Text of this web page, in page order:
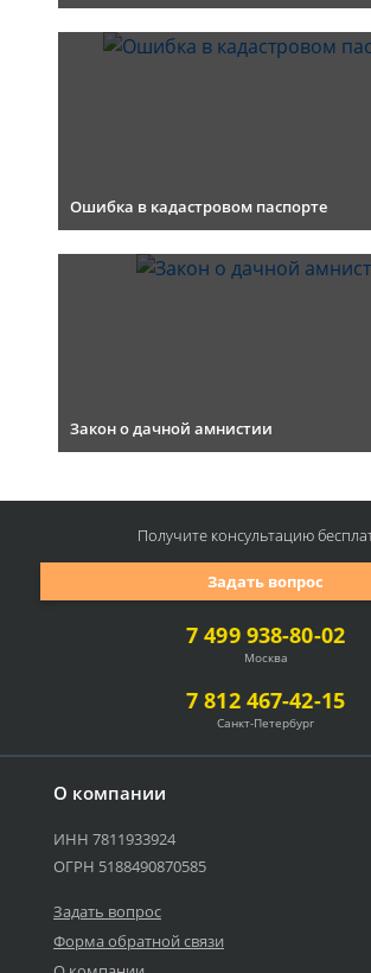
Ошибка в кадастровом паспорте
Закон о дачной амнистии
О компании
ИНН 7811933924
ОГРН 5188490870585
Задать вопрос
Форма обратной связи
7 499 938-80-02
Москва
7 812 467-42-15
Санкт-Петербург
Задать вопрос
Получите консультацию